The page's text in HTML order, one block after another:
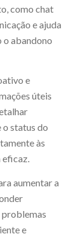
como chat
e ajuda
o abandono
e
úteis
status do
às
eficaz.
aumentar a
problemas
e